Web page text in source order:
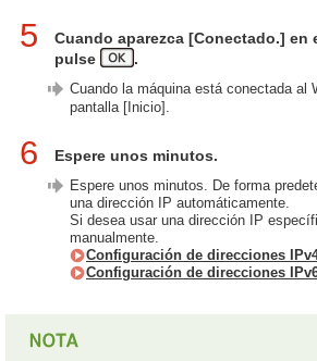
5
Cuando aparezca [Conectado.] en
pulse
.
Cuando la máquina está conectada al
pantalla [Inicio].
6 Espere unos minutos.
Espere unos minutos. De forma
una dirección IP automáticamente.
Si desea usar una dirección IP
manualmente.
Configuración de direcciones
Configuración de direcciones